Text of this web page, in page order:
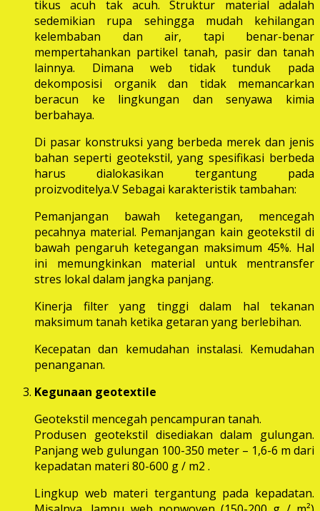
tikus acuh tak acuh. Struktur material adalah
sedemikian rupa sehingga mudah kehilangan
kelembaban dan air, tapi benar-benar
mempertahankan partikel tanah, pasir dan tanah
lainnya. Dimana web tidak tunduk pada
dekomposisi organik dan tidak memancarkan
beracun ke lingkungan dan senyawa kimia
berbahaya.
Di pasar konstruksi yang berbeda merek dan jenis
bahan seperti geotekstil, yang spesifikasi berbeda
harus dialokasikan tergantung pada
proizvoditelya.V Sebagai karakteristik tambahan:
Pemanjangan bawah ketegangan, mencegah
pecahnya material. Pemanjangan kain geotekstil di
bawah pengaruh ketegangan maksimum 45%. Hal
ini memungkinkan material untuk mentransfer
stres lokal dalam jangka panjang.
Kinerja filter yang tinggi dalam hal tekanan
maksimum tanah ketika getaran yang berlebihan.
Kecepatan dan kemudahan instalasi. Kemudahan
penanganan.
Kegunaan geotextile
Geotekstil mencegah pencampuran tanah.
Produsen geotekstil disediakan dalam gulungan.
Panjang web gulungan 100-350 meter – 1,6-6 m dari
kepadatan materi 80-600 g / m2 .
Lingkup web materi tergantung pada kepadatan.